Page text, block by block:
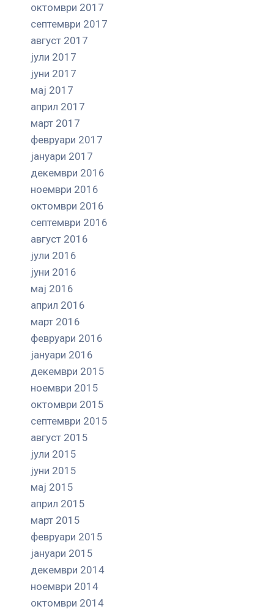
октомври 2017
септември 2017
август 2017
јули 2017
јуни 2017
мај 2017
април 2017
март 2017
февруари 2017
јануари 2017
декември 2016
ноември 2016
октомври 2016
септември 2016
август 2016
јули 2016
јуни 2016
мај 2016
април 2016
март 2016
февруари 2016
јануари 2016
декември 2015
ноември 2015
октомври 2015
септември 2015
август 2015
јули 2015
јуни 2015
мај 2015
април 2015
март 2015
февруари 2015
јануари 2015
декември 2014
ноември 2014
октомври 2014